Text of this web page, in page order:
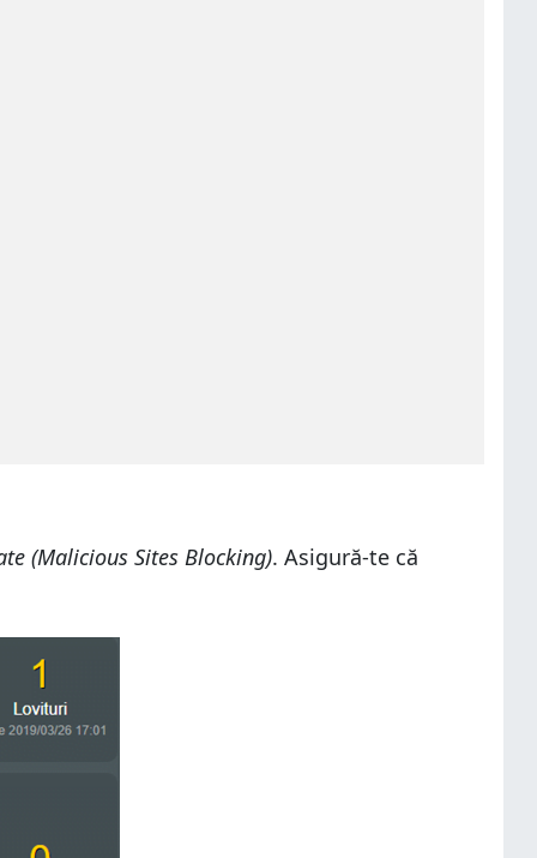
(Malicious Sites Blocking). Asigură-te că